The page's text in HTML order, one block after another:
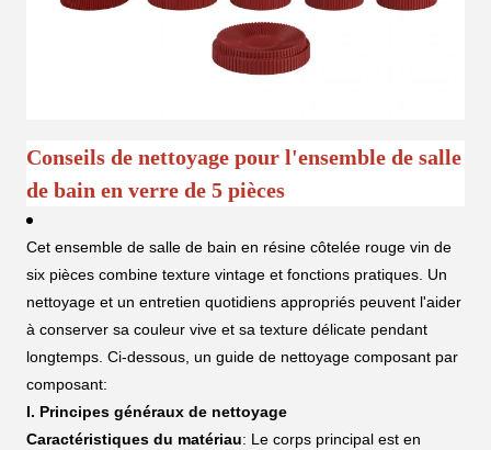
Conseils de nettoyage pour l'ensemble de salle
de bain en verre de 5 pièces
Cet ensemble de salle de bain en résine côtelée rouge vin de
six pièces combine texture vintage et fonctions pratiques. Un
nettoyage et un entretien quotidiens appropriés peuvent l'aider
à conserver sa couleur vive et sa texture délicate pendant
longtemps. Ci-dessous, un guide de nettoyage composant par
composant:
I. Principes généraux de nettoyage
Caractéristiques du matériau: Le corps principal est en